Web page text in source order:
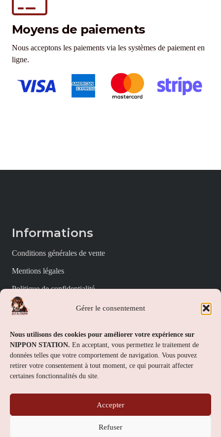
Gérer le consentement
Nous utilisons des cookies pour améliorer votre expérience sur
NIPPON STATION. En acceptant, vous permettez le traitement de
données telles que votre comportement de navigation. Vous pouvez
retirer votre consentement à tout moment, ce qui pourrait affecter
certaines fonctionnalités du site.
Accepter
Refuser
Moyens de paiements
Nous acceptons les paiements via les systèmes de paiement en
ligne.
Informations
Conditions générales de vente
Mentions légales
Politique de confidentialité
Politique de cookies (UE)
Nippon Station
À propos
FAQs
Contact